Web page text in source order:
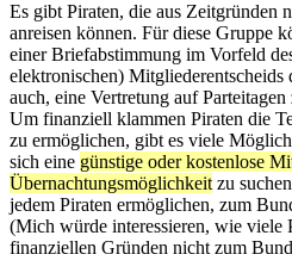
Es gibt Piraten, die aus Zeitgründen
anreisen können. Für diese Gruppe
einer Briefabstimmung im Vorfeld
elektronischen) Mitgliederentscheids
auch, eine Vertretung auf Parteitagen
Um finanziell klammen Piraten die
zu ermöglichen, gibt es viele
sich eine günstige oder kostenlose
Übernachtungsmöglichkeitzu
jedem Piraten ermöglichen, zum
(Mich würde interessieren, wie viele
finanziellen Gründen nicht zum